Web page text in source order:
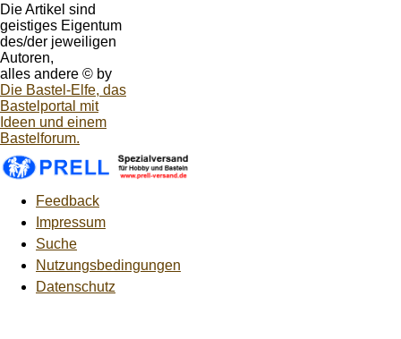
Die Artikel sind
geistiges Eigentum
des/der jeweiligen
Autoren,
alles andere © by
Die Bastel-Elfe, das
Bastelportal mit
Ideen und einem
Bastelforum.
Feedback
Impressum
Suche
Nutzungsbedingungen
Datenschutz